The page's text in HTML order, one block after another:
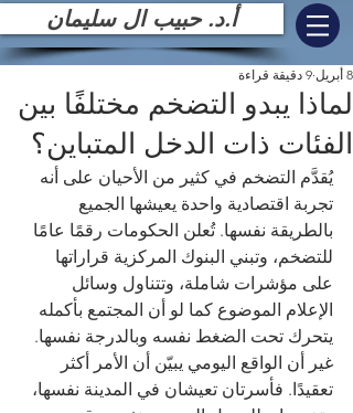
أ.د. حبيب ال سليمان
لماذا يبدو التضخم مختلفًا بين
الفئات ذات الدخل المتباين؟
8 أبريل 9 دقيقة قراءة
يُقدَّم التضخم في كثير من الأحيان على أنه
تجربة اقتصادية واحدة يعيشها الجميع
بالطريقة نفسها. تُعلن الحكومات رقمًا عامًا
للتضخم، وتبني البنوك المركزية قراراتها
على مؤشرات شاملة، وتتناول وسائل
الإعلام الموضوع كما لو أن المجتمع بأكمله
يتحرك تحت الضغط نفسه وبالدرجة نفسها.
غير أن الواقع اليومي يبيّن أن الأمر أكثر
تعقيدًا. فأسرتان تعيشان في المدينة نفسها،